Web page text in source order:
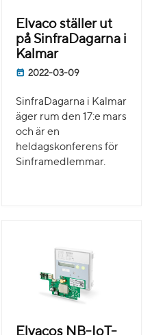
Elvaco ställer ut
på SinfraDagarna i
Kalmar
2022-03-09
SinfraDagarna i Kalmar
äger rum den 17:e mars
och är en
heldagskonferens för
Sinframedlemmar.